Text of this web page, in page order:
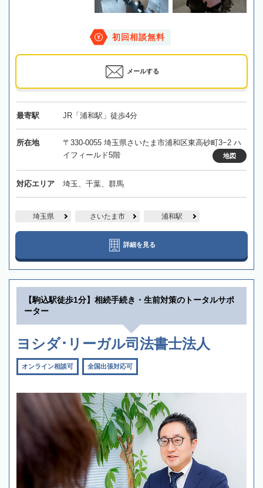
初回相談無料
メールする
最寄駅 JR「浦和駅」徒歩4分
所在地
〒330-0055 埼玉県さいたま市浦和区東高砂町3−2 ハ
イフィールド5階
地図
対応エリア 埼玉、千葉、群馬
埼玉県 さいたま市 浦和駅
詳細を見る
【駒込駅徒歩1分】相続手続き・生前対策のトータルサポ
ーター
ヨシダ･リーガル司法書士法人
オンライン相談可 全国出張対応可